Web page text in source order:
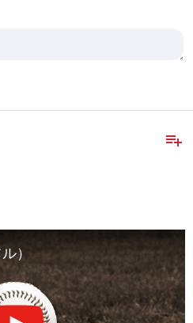
playlist_add
）